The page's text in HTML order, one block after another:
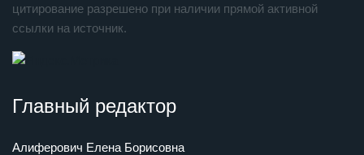
цитирование разрешено при наличии прямой активной
ссылки на источник.
Главный редактор
Алиферович Елена Борисовна